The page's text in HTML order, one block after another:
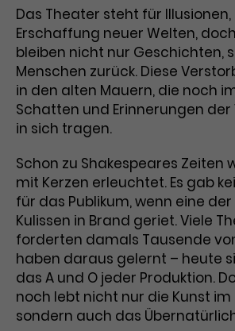
Anbieter Google Analytics
Laufzeit 1 Minute
Zweck
Das ist ein von
gesetztes Cookie.
Daten werden nur
gesendet. Solange
werden bestimmte
Datenübertragungen
unterbunden.
Laufzeit 3 Monate
Zweck
Dieses Cookie wird
Nutzerinteraktionen
Werbeanzeigen zu
Remarketing-
Name IDE
Anbieter Google / DoubleClick
Laufzeit 1 Jahr
Dieses Cookie dient
personalisierter
Das Theater steht für
Erschaffung neuer Welten,
bleiben nicht nur Geschichten,
Menschen zurück. Diese
in den alten Mauern, die noch
Schatten und Erinnerungen
in sich tragen.
Schon zu Shakespeares Zeiten
mit Kerzen erleuchtet. Es gab
für das Publikum, wenn eine
Kulissen in Brand geriet. Viele
forderten damals Tausende
haben daraus gelernt – heute
das A und O jeder Produktion.
noch lebt nicht nur die Kunst im
sondern auch das